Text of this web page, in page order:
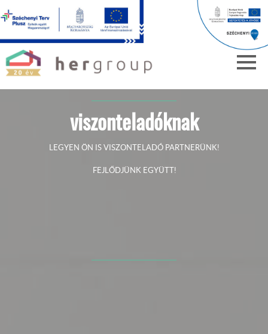
viszonteladóknak
LEGYEN ÖN IS VISZONTELADÓ PARTNERÜNK!
FEJLŐDJÜNK EGYÜTT!